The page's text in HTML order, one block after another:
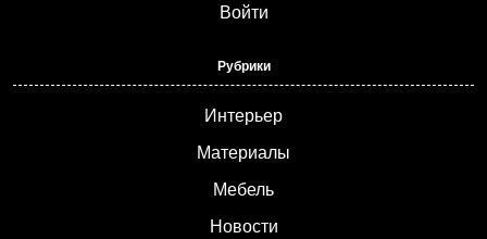
Войти
Рубрики
Интерьер
Материалы
Мебель
Новости